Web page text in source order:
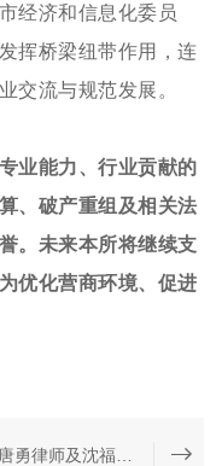
经济和信息化委员
挥桥梁纽带作用，连
交流与规范发展。
业能力、行业贡献的
、破产重组及相关法
。未来本所将继续支
优化营商环境、促进